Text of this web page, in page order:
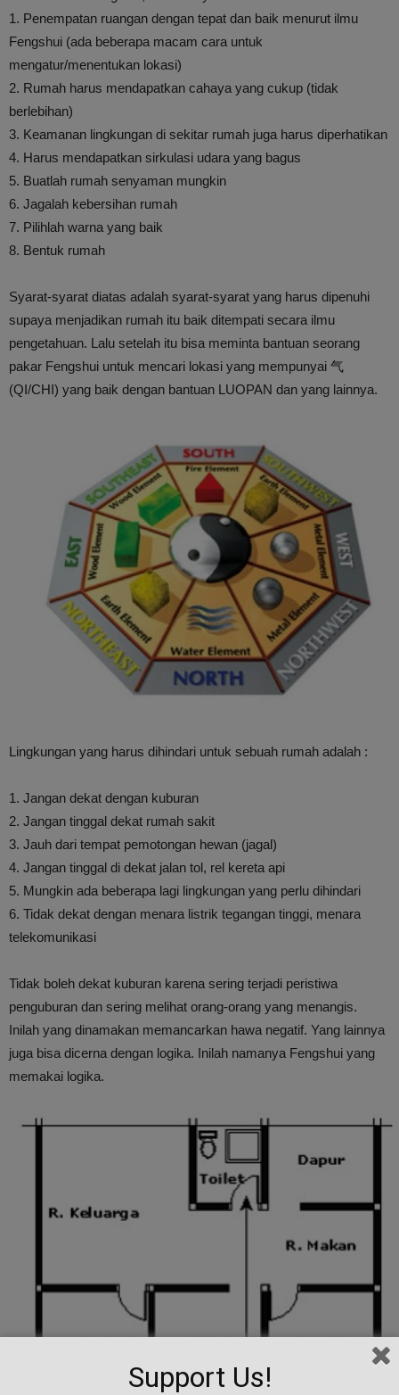
1. Penempatan ruangan dengan tepat dan baik menurut ilmu
Fengshui (ada beberapa macam cara untuk
mengatur/menentukan lokasi)
2. Rumah harus mendapatkan cahaya yang cukup (tidak
berlebihan)
3. Keamanan lingkungan di sekitar rumah juga harus diperhatikan
4. Harus mendapatkan sirkulasi udara yang bagus
5. Buatlah rumah senyaman mungkin
6. Jagalah kebersihan rumah
7. Pilihlah warna yang baik
8. Bentuk rumah
Syarat-syarat diatas adalah syarat-syarat yang harus dipenuhi
supaya menjadikan rumah itu baik ditempati secara ilmu
pengetahuan. Lalu setelah itu bisa meminta bantuan seorang
pakar Fengshui untuk mencari lokasi yang mempunyai 气
(QI/CHI) yang baik dengan bantuan LUOPAN dan yang lainnya.
Lingkungan yang harus dihindari untuk sebuah rumah adalah :
1. Jangan dekat dengan kuburan
2. Jangan tinggal dekat rumah sakit
3. Jauh dari tempat pemotongan hewan (jagal)
4. Jangan tinggal di dekat jalan tol, rel kereta api
5. Mungkin ada beberapa lagi lingkungan yang perlu dihindari
6. Tidak dekat dengan menara listrik tegangan tinggi, menara
telekomunikasi
Tidak boleh dekat kuburan karena sering terjadi peristiwa
penguburan dan sering melihat orang-orang yang menangis.
Inilah yang dinamakan memancarkan hawa negatif. Yang lainnya
juga bisa dicerna dengan logika. Inilah namanya Fengshui yang
memakai logika.
Support Us!